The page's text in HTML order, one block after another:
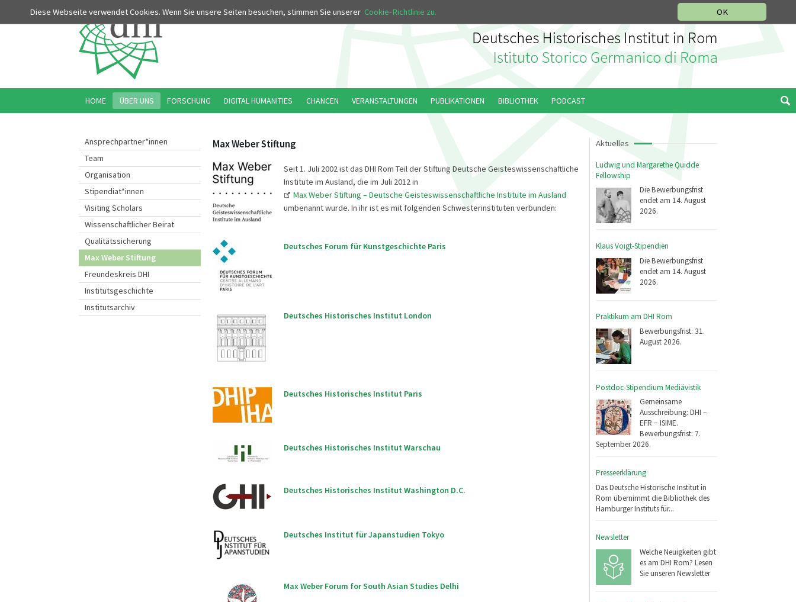
OK
Diese Webseite verwendet Cookies. Wenn Sie unsere Seiten besuchen, stimmen Sie unserer Cookie-Richtlinie zu.
Ansprechpartner*innen
Team
Organisation
Stipendiat*innen
Visiting Scholars
Wissenschaftlicher Beirat
Qualitätssicherung
Max Weber Stiftung
Freundeskreis DHI
Institutsgeschichte
Institutsarchiv
Aktuelles
Ludwig und Margarethe Quidde
Fellowship
Die Bewerbungsfrist
endet am 14. August
2026.
Klaus Voigt-Stipendien
Die Bewerbungsfrist
endet am 14. August
2026.
Praktikum am DHI Rom
Bewerbungsfrist: 31.
August 2026.
Postdoc-Stipendium Mediävistik
Gemeinsame
Ausschreibung: DHI –
EFR − ISIME.
Bewerbungsfrist: 7.
September 2026.
Presseerklärung
Das Deutsche Historische Institut in
Rom übernimmt die Bibliothek des
Hamburger Instituts für...
Newsletter
Welche Neuigkeiten gibt
es am DHI Rom? Lesen
Sie unseren Newsletter
Max Weber Stiftung
Seit 1. Juli 2002 ist das DHI Rom Teil der Stiftung Deutsche Geisteswissenschaftliche
Institute im Ausland, die im Juli 2012 in
Max Weber Stiftung – Deutsche Geisteswissenschaftliche Institute im Ausland
umbenannt wurde. In ihr ist es mit folgenden Schwesterinstituten verbunden:
Deutsches Forum für Kunstgeschichte Paris
Deutsches Historisches Institut London
Deutsches Historisches Institut Paris
Deutsches Historisches Institut Warschau
Deutsches Historisches Institut Washington D.C.
Deutsches Institut für Japanstudien Tokyo
Max Weber Forum for South Asian Studies Delhi
HOME ÜBER UNS FORSCHUNG DIGITAL HUMANITIES CHANCEN VERANSTALTUNGEN PUBLIKATIONEN BIBLIOTHEK PODCAST